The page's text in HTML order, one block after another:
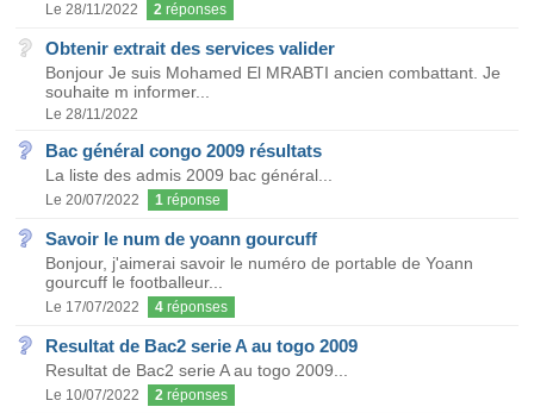
Le 28/11/2022 2 réponses
Obtenir extrait des services valider
Bonjour Je suis Mohamed El MRABTI ancien combattant. Je
souhaite m informer...
Le 28/11/2022
Bac général congo 2009 résultats
La liste des admis 2009 bac général...
Le 20/07/2022 1 réponse
Savoir le num de yoann gourcuff
Bonjour, j'aimerai savoir le numéro de portable de Yoann
gourcuff le footballeur...
Le 17/07/2022 4 réponses
Resultat de Bac2 serie A au togo 2009
Resultat de Bac2 serie A au togo 2009...
Le 10/07/2022 2 réponses